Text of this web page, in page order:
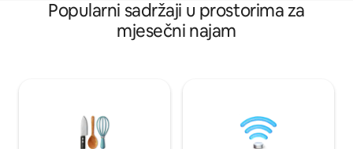
Popularni sadržaji u prostorima za
mjesečni najam